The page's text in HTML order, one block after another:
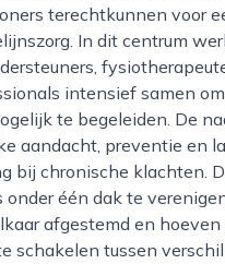
terechtkunnen voor
In dit centrum
intensief samen
te begeleiden. De
aandacht, preventie en
bij chronische klachten.
onder één dak te
afgestemd en
schakelen tussen